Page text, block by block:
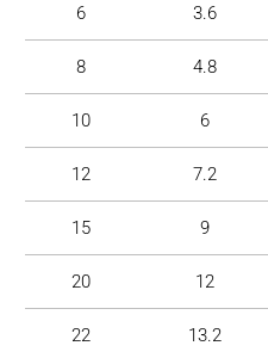
6 3.6
8 4.8
10 6
12 7.2
15 9
20 12
22 13.2